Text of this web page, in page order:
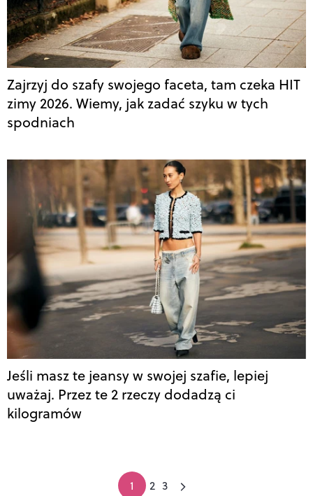
Zajrzyj do szafy swojego faceta, tam czeka HIT
zimy 2026. Wiemy, jak zadać szyku w tych
spodniach
Jeśli masz te jeansy w swojej szafie, lepiej
uważaj. Przez te 2 rzeczy dodadzą ci
kilogramów
1 2 3